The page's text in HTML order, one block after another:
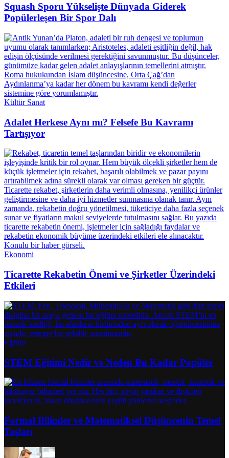
Squash Sporu Yükselişte Dünyada Giderek
Popülerleşen Bir Spor Dalı
Kültür Sanat
Adalet Herkese Aynı mı? Felsefe Bu Kavramı
Tartışıyor
Ekonomi
Ticarette Rekabetin Önemi ve Şirketler Üzerindeki
Etkileri
Eğitim
STEM Eğitimi Nedir ve Neden Bu Kadar Popüler
Formal Bilimler ve Matematiksel Düşüncenin Temel
Taşları